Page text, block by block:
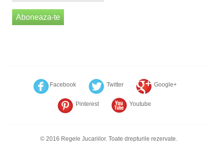
Aboneaza-te
Facebook Twitter Google+
Pinterest Youtube
© 2016 Regele Jucariilor. Toate drepturile rezervate.